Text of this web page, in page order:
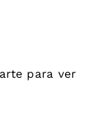
para ver